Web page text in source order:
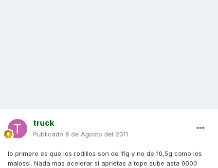
truck
Publicado 8 de Agosto del 2011
lo primero es que los rodillos son de 11g y no de 10,5g como los
malossi. Nada mas acelerar si aprietas a tope sube asta 9000